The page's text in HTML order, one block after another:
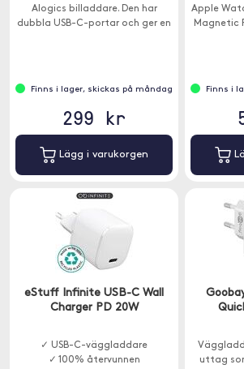
Alogics billaddare. Den har
dubbla USB-C-portar och ger en
Finns i lager, skickas på måndag
299 kr
Lägg i varukorgen
Apple
Magnetic
Finns i
eStuff Infinite USB-C Wall
Charger PD 20W
✓ USB-C-väggladdare
✓ 100% återvunnen
uttag